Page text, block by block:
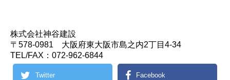
株式会社神谷建設
〒578-0981 大阪府東大阪市島之内2丁目4-34
TEL/FAX：072-962-6844
Twitter Facebook